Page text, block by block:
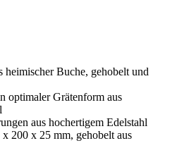
heimischer Buche, gehobelt und
optimaler Grätenform aus
aus hochertigem Edelstahl
200 x 25 mm, gehobelt aus